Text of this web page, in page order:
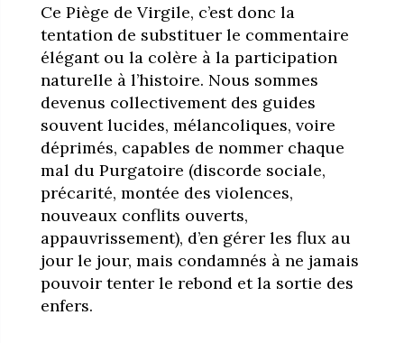
Ce Piège de Virgile, c’est donc la
tentation de substituer le commentaire
élégant ou la colère à la participation
naturelle à l’histoire. Nous sommes
devenus collectivement des guides
souvent lucides, mélancoliques, voire
déprimés, capables de nommer chaque
mal du Purgatoire (discorde sociale,
précarité, montée des violences,
nouveaux conflits ouverts,
appauvrissement), d’en gérer les flux au
jour le jour, mais condamnés à ne jamais
pouvoir tenter le rebond et la sortie des
enfers.